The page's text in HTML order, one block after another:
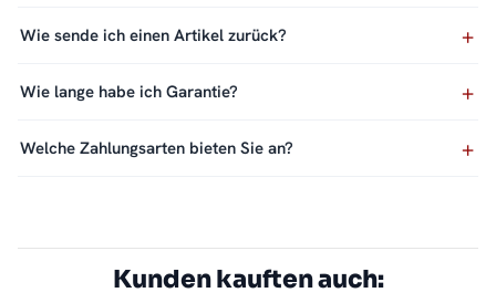
Wie sende ich einen Artikel zurück?
Wie lange habe ich Garantie?
Welche Zahlungsarten bieten Sie an?
Kunden kauften auch: